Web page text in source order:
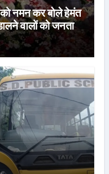
को नमन कर बोले हेमंत
वालों को जनता